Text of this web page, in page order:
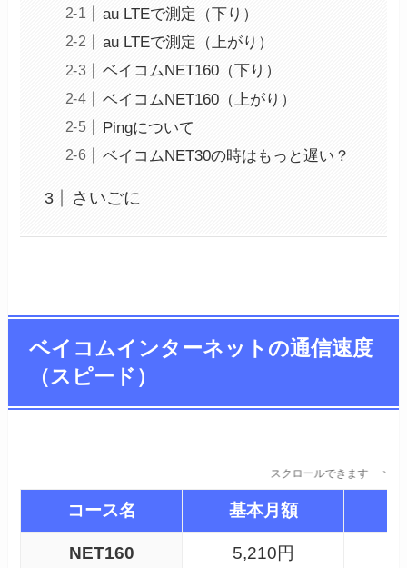
au LTEで測定（下り）
au LTEで測定（上がり）
ベイコムNET160（下り）
ベイコムNET160（上がり）
Pingについて
ベイコムNET30の時はもっと遅い？
さいごに
ベイコムインターネットの通信速度
（スピード）
スクロールできます
コース名 基本月額
NET160 5,210円